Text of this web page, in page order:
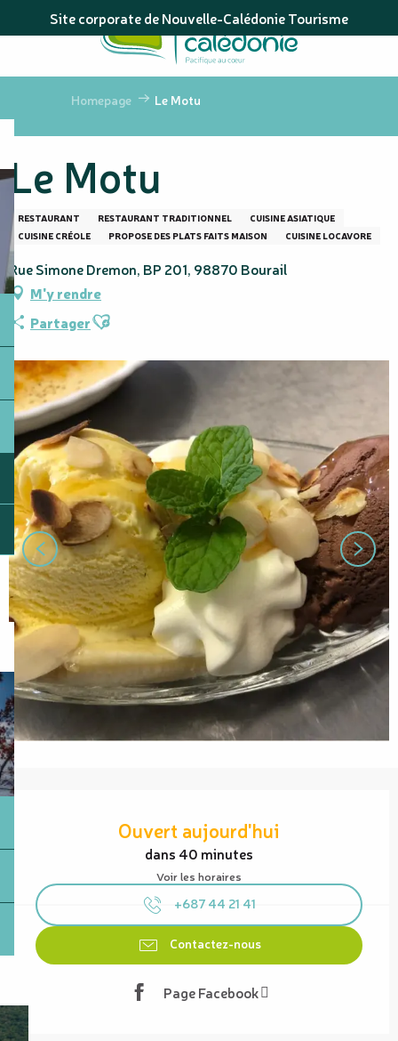
au
principal
Site corporate de Nouvelle-Calédonie Tourisme
Homepage Le Motu
Le Motu
RESTAURANT RESTAURANT TRADITIONNEL
CUISINE ASIATIQUE
CUISINE CRÉOLE
PROPOSE DES PLATS FAITS MAISON CUISINE LOCAVORE
Rue Simone Dremon, BP 201, 98870 Bourail
M'y rendre
PartagerAjouter aux favoris
Ouverture et coordonnées
Ouvert aujourd'hui
dans 40 minutes
Voir les horaires
+687 44 21 41
Contactez-nous
Page Facebook